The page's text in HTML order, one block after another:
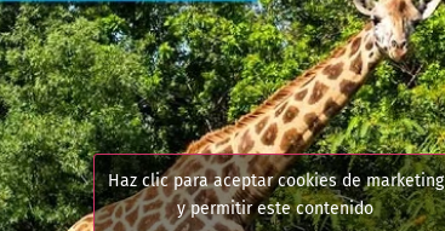
Haz clic para aceptar cookies de marketing
y permitir este contenido